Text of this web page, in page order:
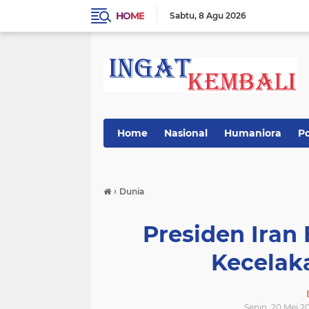
HOME Sabtu 8 Agu 2026
Home Nasional Humaniora
› Dunia
Presiden Iran